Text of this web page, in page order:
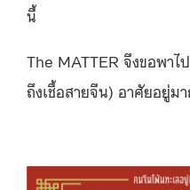
นี้
The MATTER จึงขอพา
ถึงเชื้อสายจีน) อาศัยอยู่ม